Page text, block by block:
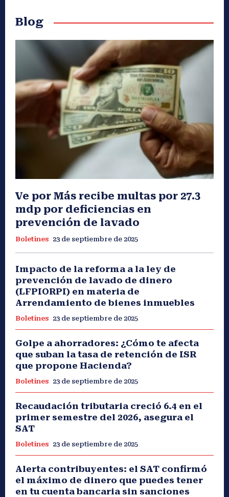
Blog
Ve por Más recibe multas por 27.3
mdp por deficiencias en
prevención de lavado
Boletines 23 de septiembre de 2025
Impacto de la reforma a la ley de
prevención de lavado de dinero
(LFPIORPI) en materia de
Arrendamiento de bienes inmuebles
Boletines 23 de septiembre de 2025
Golpe a ahorradores: ¿Cómo te afecta
que suban la tasa de retención de ISR
que propone Hacienda?
Boletines 23 de septiembre de 2025
Recaudación tributaria creció 6.4 en el
primer semestre del 2026, asegura el
SAT
Boletines 23 de septiembre de 2025
Alerta contribuyentes: el SAT confirmó
el máximo de dinero que puedes tener
en tu cuenta bancaria sin sanciones